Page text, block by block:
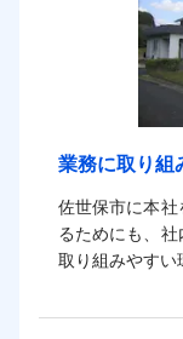
業務に取り組
佐世保市に本社
るためにも、
取り組みやすい